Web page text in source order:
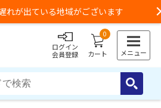
れが出ている地域がございます
ログイン
会員登録
0
カート メニュー